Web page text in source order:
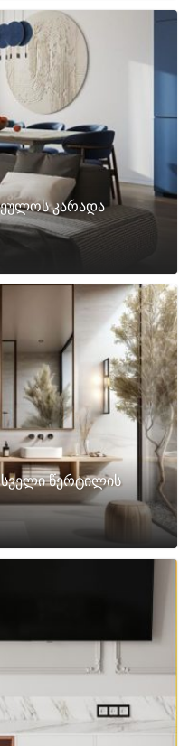
კარადა
სველი წერტილის